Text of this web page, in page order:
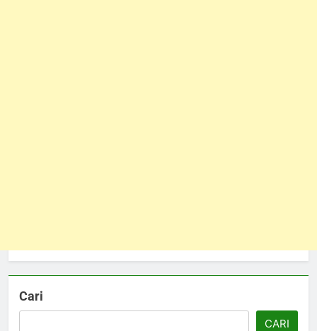
Cari
CARI